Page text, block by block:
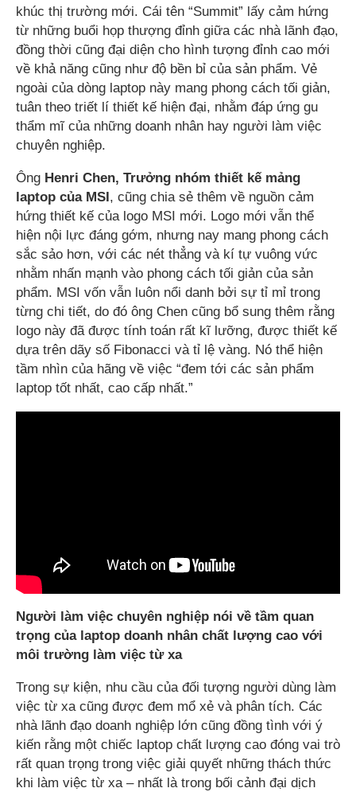
khúc thị trường mới. Cái tên “Summit” lấy cảm hứng
từ những buổi họp thượng đỉnh giữa các nhà lãnh đạo,
đồng thời cũng đại diện cho hình tượng đỉnh cao mới
về khả năng cũng như độ bền bỉ của sản phẩm. Vẻ
ngoài của dòng laptop này mang phong cách tối giản,
tuân theo triết lí thiết kế hiện đại, nhằm đáp ứng gu
thẩm mĩ của những doanh nhân hay người làm việc
chuyên nghiệp.
Ông Henri Chen, Trưởng nhóm thiết kế mảng
laptop của MSI, cũng chia sẻ thêm về nguồn cảm
hứng thiết kế của logo MSI mới. Logo mới vẫn thể
hiện nội lực đáng gớm, nhưng nay mang phong cách
sắc sảo hơn, với các nét thẳng và kí tự vuông vức
nhằm nhấn mạnh vào phong cách tối giản của sản
phẩm. MSI vốn vẫn luôn nổi danh bởi sự tỉ mỉ trong
từng chi tiết, do đó ông Chen cũng bổ sung thêm rằng
logo này đã được tính toán rất kĩ lưỡng, được thiết kế
dựa trên dãy số Fibonacci và tỉ lệ vàng. Nó thể hiện
tầm nhìn của hãng về việc “đem tới các sản phẩm
laptop tốt nhất, cao cấp nhất.”
Người làm việc chuyên nghiệp nói về tầm quan
trọng của laptop doanh nhân chất lượng cao với
môi trường làm việc từ xa
Trong sự kiện, nhu cầu của đối tượng người dùng làm
việc từ xa cũng được đem mổ xẻ và phân tích. Các
nhà lãnh đạo doanh nghiệp lớn cũng đồng tình với ý
kiến rằng một chiếc laptop chất lượng cao đóng vai trò
rất quan trọng trong việc giải quyết những thách thức
khi làm việc từ xa – nhất là trong bối cảnh đại dịch